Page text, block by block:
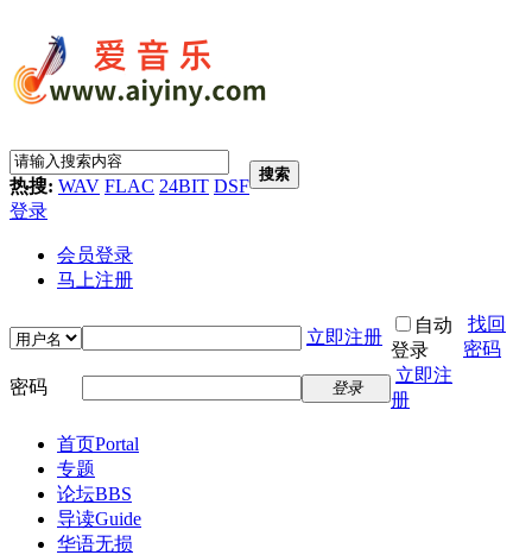
热搜: WAV FLAC 24BIT DSF
搜索
登录
会员登录
马上注册
立即注册
自动
登录
找回
密码
密码
登录
立即注
册
首页Portal
专题
论坛BBS
导读Guide
华语无损